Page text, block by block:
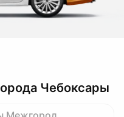
Чебоксары